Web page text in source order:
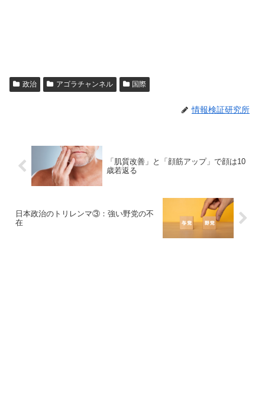
政治 アゴラチャンネル 国際
情報検証研究所
「肌質改善」と「顔筋アップ」で顔は10
歳若返る
日本政治のトリレンマ③：強い野党の不
在